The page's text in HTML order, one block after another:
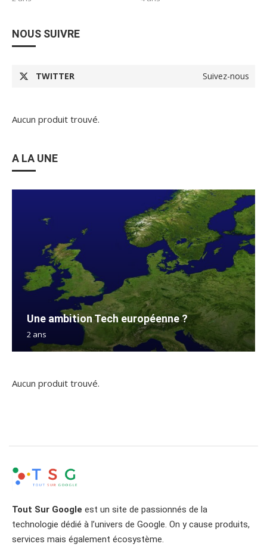
NOUS SUIVRE
TWITTER Suivez-nous
Aucun produit trouvé.
A LA UNE
Une ambition Tech européenne ?
2 ans
Aucun produit trouvé.
Tout Sur Google est un site de passionnés de la
technologie dédié à l’univers de Google. On y cause produits,
services mais également écosystème.